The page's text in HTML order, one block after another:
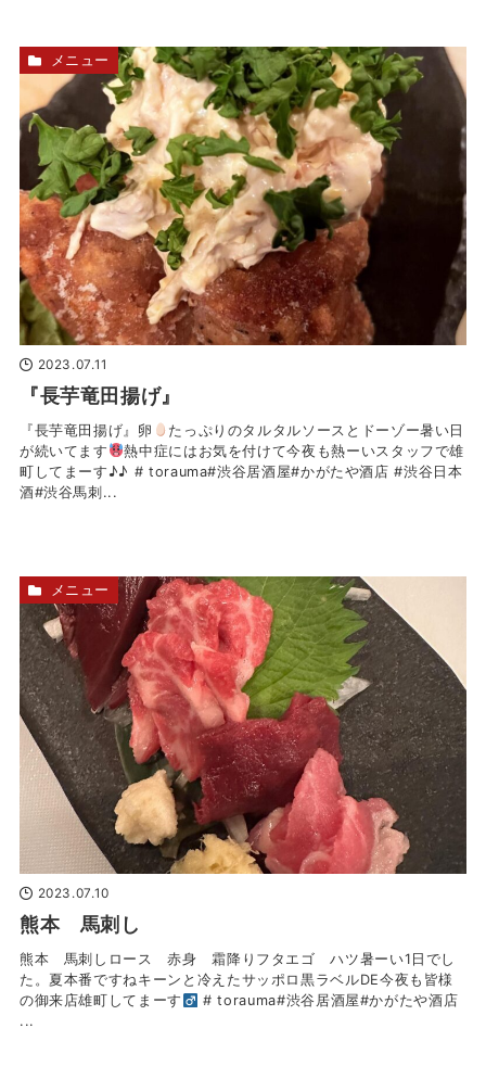
2023.07.11
『長芋竜田揚げ』
『長芋竜田揚げ』卵
たっぷりのタルタルソースとドーゾー暑い日
が続いてます
熱中症にはお気を付けて今夜も熱ーいスタッフで雄
町してまーす♪♪ # torauma#渋谷居酒屋#かがたや酒店 #渋谷日本
酒#渋谷馬刺...
メニュー
2023.07.10
熊本 馬刺し
熊本 馬刺しロース 赤身 霜降りフタエゴ ハツ暑ーい1日でし
た。夏本番ですねキーンと冷えたサッポロ黒ラベルDE今夜も皆様
の御来店雄町してまーす‍
# torauma#渋谷居酒屋#かがたや酒店
...
メニュー